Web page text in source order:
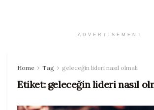
ADVERTISEMENT
Home Tag geleceğin lideri nasıl olmalı
Etiket: geleceğin lideri nasıl